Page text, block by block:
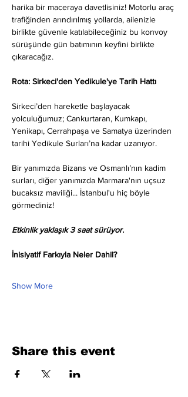
harika bir maceraya davetlisiniz! Motorlu araç
trafiğinden arındırılmış yollarda, ailenizle
birlikte güvenle katılabileceğiniz bu konvoy
sürüşünde gün batımının keyfini birlikte
çıkaracağız.
Rota: Sirkeci'den Yedikule'ye Tarih Hattı
Sirkeci’den hareketle başlayacak
yolculuğumuz; Cankurtaran, Kumkapı,
Yenikapı, Cerrahpaşa ve Samatya üzerinden
tarihi Yedikule Surları’na kadar uzanıyor.
Bir yanımızda Bizans ve Osmanlı’nın kadim
surları, diğer yanımızda Marmara'nın uçsuz
bucaksız maviliği... İstanbul'u hiç böyle
görmediniz!
Etkinlik yaklaşık 3 saat sürüyor.
İnisiyatif Farkıyla Neler Dahil?
Show More
Share this event